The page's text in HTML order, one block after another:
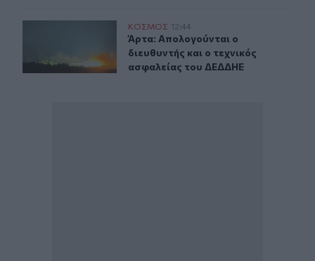
Άρτα: Απολογούνται ο διευθυντής και ο τεχνικός
ΚΟΣΜΟΣ 12:44
Άρτα: Απολογούνται ο διευθυντής
Άρτα: Απολογούνται ο
διευθυντής και ο τεχνικός
ασφαλείας του ΔΕΔΔΗΕ